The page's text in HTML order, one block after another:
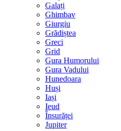
Galați
Ghimbav
Giurgiu
Grădiștea
Greci
Grid
Gura Humorului
Gura Vadului
Hunedoara
Huși
Iași
Ieud
Însurăței
Jupiter